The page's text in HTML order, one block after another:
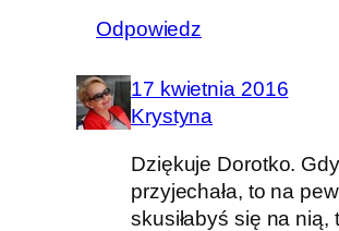
Odpowiedz
17 kwietnia 2016
Krystyna
Dziękuje Dorotko.
przyjechała, to na
skusiłabyś się na nią,